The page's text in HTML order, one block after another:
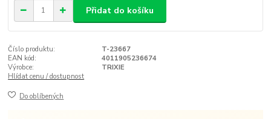
Přidat do košíku
Číslo produktu:
T-23667
EAN kód:
4011905236674
Výrobce:
TRIXIE
Hlídat cenu / dostupnost
Do oblíbených